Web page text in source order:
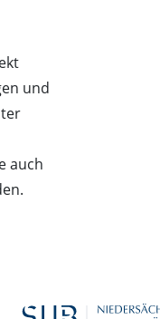
und
auch